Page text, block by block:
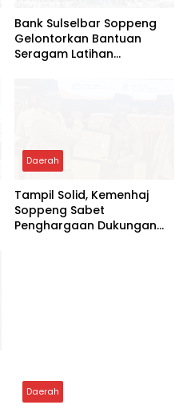
Bank Sulselbar Soppeng
Gelontorkan Bantuan
Seragam Latihan
Daerah
Tampil Solid, Kemenhaj
Soppeng Sabet
Penghargaan Dukungan
Daerah